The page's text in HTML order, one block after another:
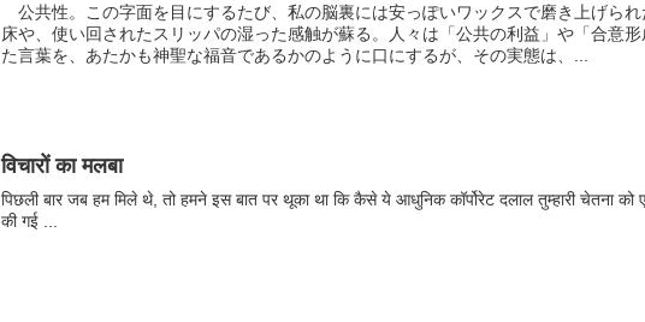
公共性。この字面を目にするたび、私の脳裏には安っぽいワックスで磨き上げら
床や、使い回されたスリッパの湿った感触が蘇る。人々は「公共の利益」や「合意形
た言葉を、あたかも神聖な福音であるかのように口にするが、その実態は、...
विचारों का मलबा
पिछली बार जब हम मिले थे, तो हमने इस बात पर थूका था कि कैसे ये आधुनिक कॉर्पोरेट दलाल तुम्हारी चेतना को
की गई ...